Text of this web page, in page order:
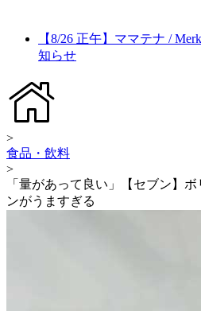
【8/26 正午】ママテナ /
知らせ
>
食品・飲料
>
「量があって良い」【セブン】
ンがうますぎる